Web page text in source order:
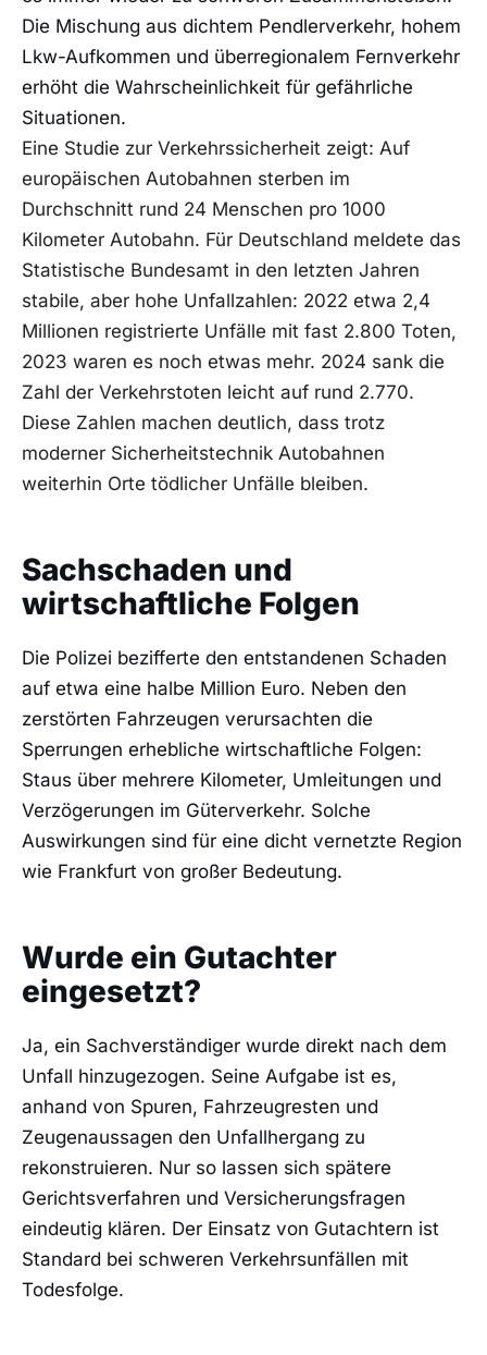
Die Mischung aus dichtem Pendlerverkehr, hohem
Lkw-Aufkommen und überregionalem Fernverkehr
erhöht die Wahrscheinlichkeit für gefährliche
Situationen.
Eine Studie zur Verkehrssicherheit zeigt: Auf
europäischen Autobahnen sterben im
Durchschnitt rund 24 Menschen pro 1000
Kilometer Autobahn. Für Deutschland meldete das
Statistische Bundesamt in den letzten Jahren
stabile, aber hohe Unfallzahlen: 2022 etwa 2,4
Millionen registrierte Unfälle mit fast 2.800 Toten,
2023 waren es noch etwas mehr. 2024 sank die
Zahl der Verkehrstoten leicht auf rund 2.770.
Diese Zahlen machen deutlich, dass trotz
moderner Sicherheitstechnik Autobahnen
weiterhin Orte tödlicher Unfälle bleiben.
Sachschaden und
wirtschaftliche Folgen
Die Polizei bezifferte den entstandenen Schaden
auf etwa eine halbe Million Euro. Neben den
zerstörten Fahrzeugen verursachten die
Sperrungen erhebliche wirtschaftliche Folgen:
Staus über mehrere Kilometer, Umleitungen und
Verzögerungen im Güterverkehr. Solche
Auswirkungen sind für eine dicht vernetzte Region
wie Frankfurt von großer Bedeutung.
Wurde ein Gutachter
eingesetzt?
Ja, ein Sachverständiger wurde direkt nach dem
Unfall hinzugezogen. Seine Aufgabe ist es,
anhand von Spuren, Fahrzeugresten und
Zeugenaussagen den Unfallhergang zu
rekonstruieren. Nur so lassen sich spätere
Gerichtsverfahren und Versicherungsfragen
eindeutig klären. Der Einsatz von Gutachtern ist
Standard bei schweren Verkehrsunfällen mit
Todesfolge.